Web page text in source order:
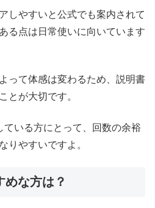
しやすいと公式でも案内されて
る点は日常使いに向いています
って体感は変わるため、説明書
とが大切です。
いる方にとって、回数の余裕
りやすいですよ。
めな方は？